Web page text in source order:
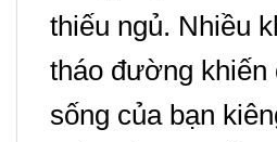
thiếu ngủ. Nhiều
tháo đường khiến
sống của bạn